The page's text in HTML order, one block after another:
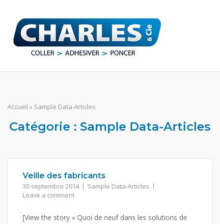
content
Accueil » Sample Data-Articles
Catégorie : Sample Data-Articles
Veille des fabricants
30 septembre 2014
Sample Data-Articles
Leave a comment
[View the story « Quoi de neuf dans les solutions de